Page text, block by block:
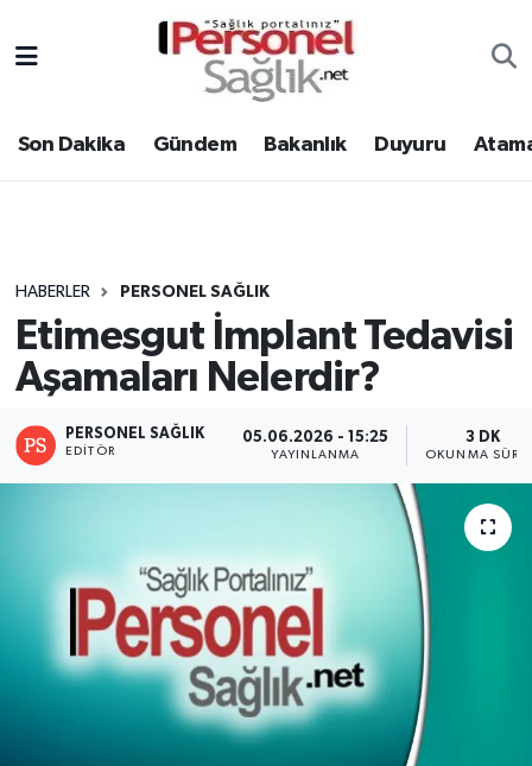
Son Dakika Gündem Bakanlık Duyuru
HABERLER PERSONEL SAĞLIK
Etimesgut İmplant Tedavisi
Aşamaları Nelerdir?
PERSONEL SAĞLIK
EDITÖR
05.06.2026 - 15:25
YAYINLANMA
3 DK
OKUNMA
Gündem
Atamalar
Mevzuat
Sendika
Nöbetçi Eczaneler
Hava Durumu
Tüm Manşetler
Son Dakika Haberleri
Haber Arşivi